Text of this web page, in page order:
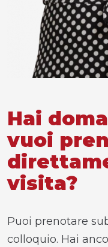
Hai
vuoi
visita?
Puoi prenotare
colloquio. Hai